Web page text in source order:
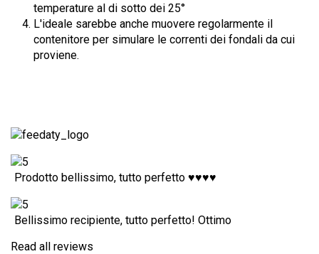
temperature al di sotto dei 25°
L'ideale sarebbe anche muovere regolarmente il
contenitore per simulare le correnti dei fondali da cui
proviene.
Prodotto bellissimo, tutto perfetto ♥️♥️♥️♥️
Bellissimo recipiente, tutto perfetto! Ottimo
Read all reviews